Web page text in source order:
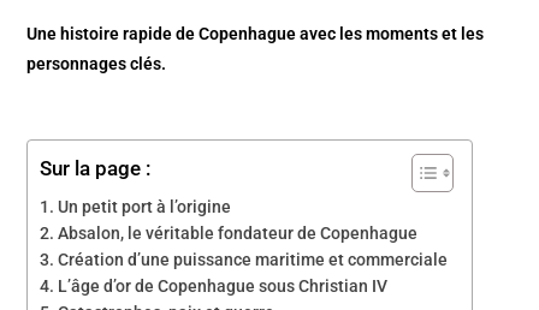
Une histoire rapide de Copenhague avec les moments et les
personnages clés.
Sur la page :
Un petit port à l’origine
Absalon, le véritable fondateur de Copenhague
Création d’une puissance maritime et commerciale
L’âge d’or de Copenhague sous Christian IV